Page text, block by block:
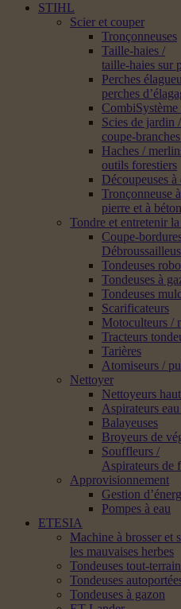
STIHL
Scier et couper
Tronçonneuses
Taille-haies /
taille-haies sur
Perches
perches
Scies de jardin
coupe-
Haches /
outils forestiers
Découpeuses à
Tronçonneuse à
pierre et à béton
Tondre et entretenir
Coupe-
Tondeuses
Tondeuses à
Tondeuses
Scarificateurs
Motoculteurs /
Tracteurs
Tarières
Atomiseurs /
Nettoyer
Nettoyeurs
Aspirateurs
Balayeuses
Broyeurs de
Souffleurs /
Aspirateurs de
Approvisionnement
Gestion
Pompes à eau
ETESIA
Machine à brosser et
les mauvaises herbes
Tondeuses tout-terrain
Tondeuses
Tondeuses à gazon